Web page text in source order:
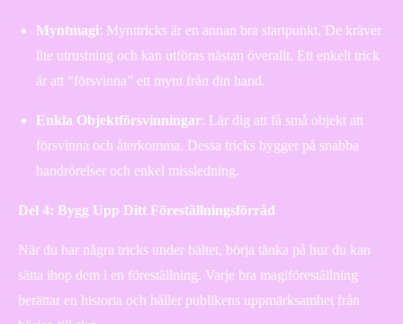
Myntmagi: Mynttricks är en annan bra startpunkt. De kräver
lite utrustning och kan utföras nästan överallt. Ett enkelt trick
är att “försvinna” ett mynt från din hand.
Enkla Objektförsvinningar: Lär dig att få små objekt att
försvinna och återkomma. Dessa tricks bygger på snabba
handrörelser och enkel missledning.
Del 4: Bygg Upp Ditt Föreställningsförråd
När du har några tricks under bältet, börja tänka på hur du kan
sätta ihop dem i en föreställning. Varje bra magiföreställning
berättar en historia och håller publikens uppmärksamhet från